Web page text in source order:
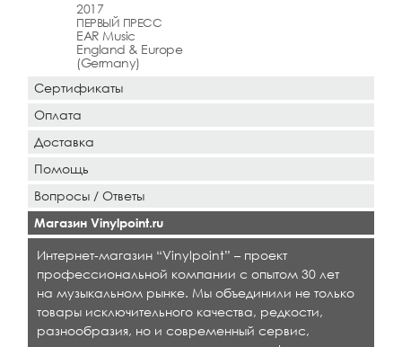
2017
ПЕРВЫЙ ПРЕСС
EAR Music
England & Europe
(Germany)
Сертификаты
Оплата
Доставка
Помощь
Вопросы / Ответы
Магазин Vinylpoint.ru
Интернет-магазин “Vinylpoint” – проект
профессиональной компании с опытом 30 лет
на музыкальном рынке. Мы объединили не только
товары исключительного качества, редкости,
разнообразия, но и современный сервис,